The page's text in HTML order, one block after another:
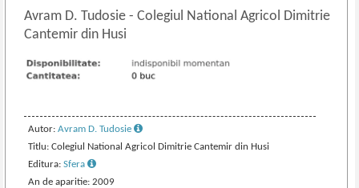
Avram D. Tudosie- Colegiul National Agricol Dimitrie
Cantemir din Husi
Autor:Avram D. Tudosie
Titlu: Colegiul National Agricol Dimitrie Cantemir din Husi
Editura:Sfera
An de aparitie: 2009